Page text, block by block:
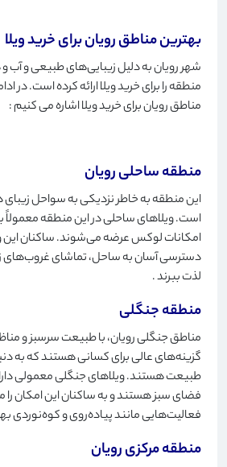
بهترین مناطق رویان برای خرید ویلا
شهر رویان به دلیل زیبایی‌های طبیعی و آب
منطقه را برای خرید ویلا ارائه کرده است. در
مناطق رویان برای خرید ویلا اشاره می کنیم:
منطقه ساحلی رویان
این منطقه به خاطر نزدیکی به سواحل زیبای
است. ویلاهای ساحلی در این منطقه معمولاً
امکانات لوکس عرضه می‌شوند. ساکنان این
دسترسی آسان به ساحل، تماشای غروب‌های
لذت ببرند.
منطقه جنگلی
مناطق جنگلی رویان، با طبیعت سرسبز و
گزینه‌های عالی برای کسانی هستند که به
طبیعت هستند. ویلاهای جنگلی معمولی
فضای سبز هستند و به ساکنان این امکان را
فعالیت‌هایی مانند پیاده‌روی و کوه‌نوردی
منطقه مرکزی رویان